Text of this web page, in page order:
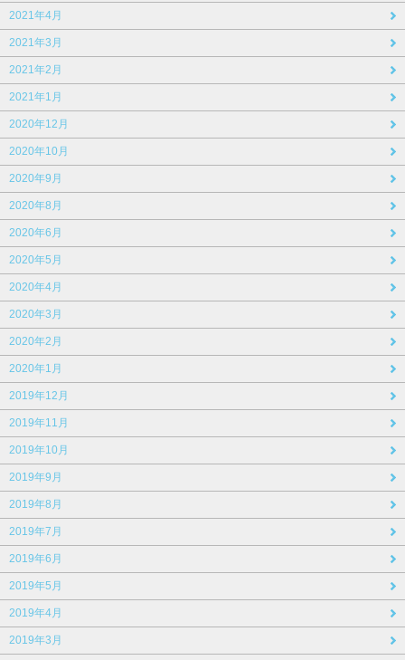
2021年4月
2021年3月
2021年2月
2021年1月
2020年12月
2020年10月
2020年9月
2020年8月
2020年6月
2020年5月
2020年4月
2020年3月
2020年2月
2020年1月
2019年12月
2019年11月
2019年10月
2019年9月
2019年8月
2019年7月
2019年6月
2019年5月
2019年4月
2019年3月